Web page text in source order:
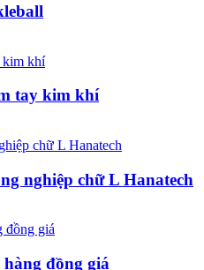
tay kim khí
nghiệp chữ L Hanatech
đồng giá